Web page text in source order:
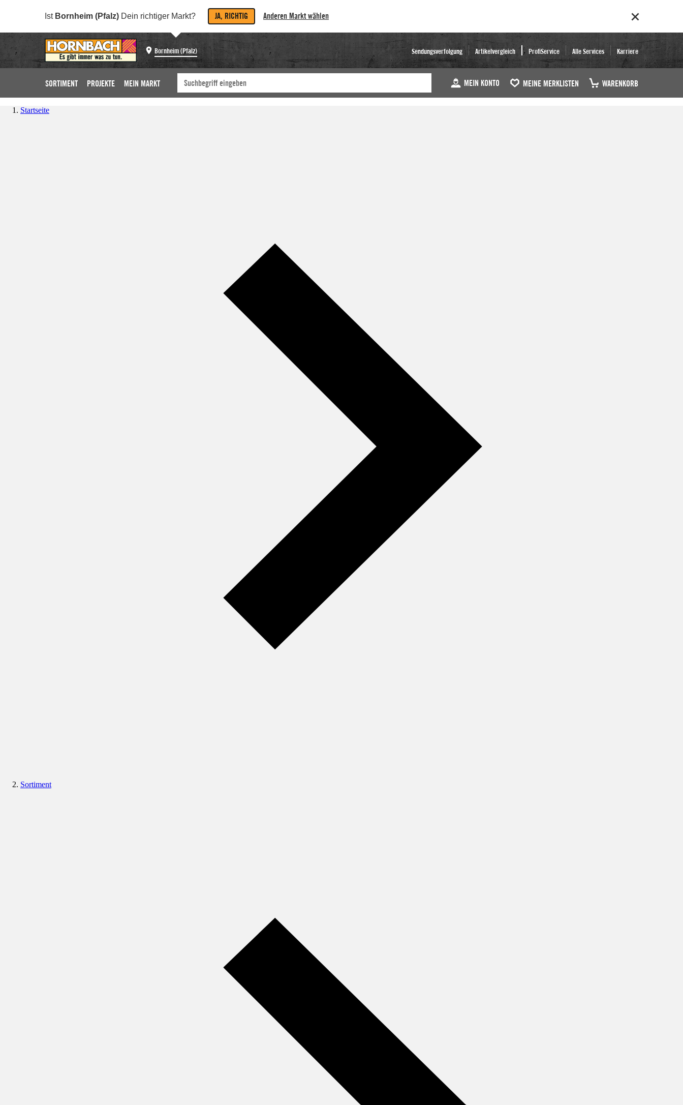
Ist Bornheim (Pfalz) Dein richtiger Markt? JA, RICHTIG Anderen Markt wählen
Bornheim (Pfalz) Sendungsverfolgung Artikelvergleich ProfiService Alle Services Karriere
SORTIMENT PROJEKTE MEIN MARKT MEIN KONTO MEINE MERKLISTEN WARENKORB
Startseite
Sortiment